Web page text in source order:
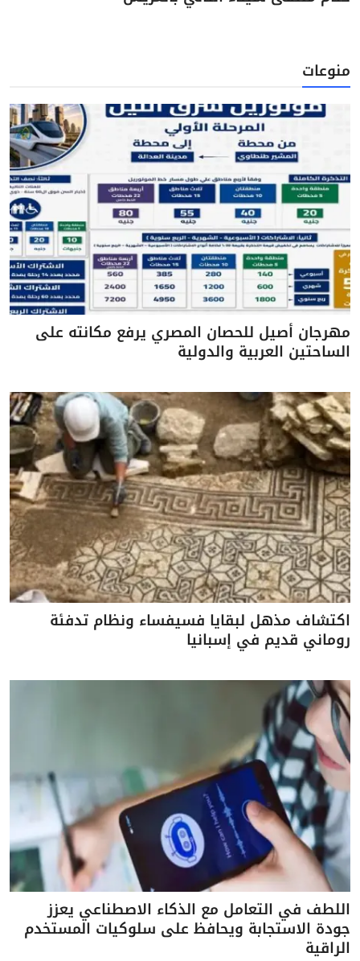
منوعات
مهرجان أصيل للحصان المصري يرفع مكانته على
الساحتين العربية والدولية
اكتشاف مذهل لبقايا فسيفساء ونظام تدفئة
روماني قديم في إسبانيا
اللطف في التعامل مع الذكاء الاصطناعي يعزز
جودة الاستجابة ويحافظ على سلوكيات المستخدم
الراقية